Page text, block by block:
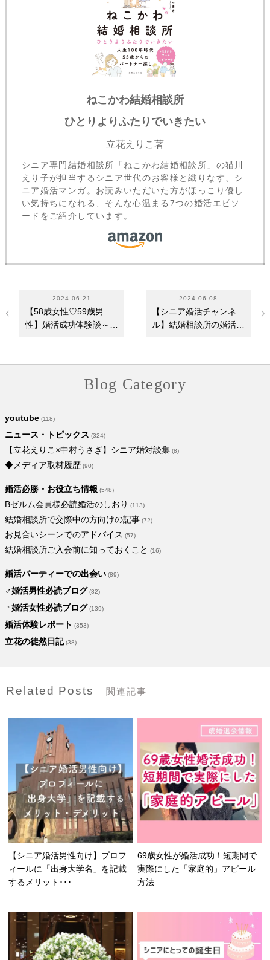
ねこかわ結婚相談所
ひとりよりふたりでいきたい
立花えりこ著
シニア専門結婚相談所「ねこかわ結婚相談所」の猫川
えり子が担当するシニア世代のお客様と織りなす、シ
ニア婚活マンガ。お読みいただいた方がほっこり優し
い気持ちになれる、そんな心温まる7つの婚活エピソ
ードをご紹介しています。
2024.06.21
【58歳女性♡59歳男
性】婚活成功体験談～
2024.06.08
【シニア婚活チャンネ
ル】結婚相談所の婚活で
Blog Category
youtube (118)
ニュース・トピックス (324)
【立花えりこ×中村うさぎ】シニア婚対談集 (8)
◆メディア取材履歴 (90)
婚活必勝・お役立ち情報 (548)
Bゼルム会員様必読婚活のしおり (113)
結婚相談所で交際中の方向けの記事 (72)
お見合いシーンでのアドバイス (57)
結婚相談所ご入会前に知っておくこと (16)
婚活パーティーでの出会い (89)
♂婚活男性必読ブログ (82)
♀婚活女性必読ブログ (139)
婚活体験レポート (353)
立花の徒然日記(38)
Related Posts 関連記事
【シニア婚活男性向け】プロフ
ィールに「出身大学名」を記載
するメリット･･･
69歳女性が婚活成功！短期間で
実際にした「家庭的」アピール
方法